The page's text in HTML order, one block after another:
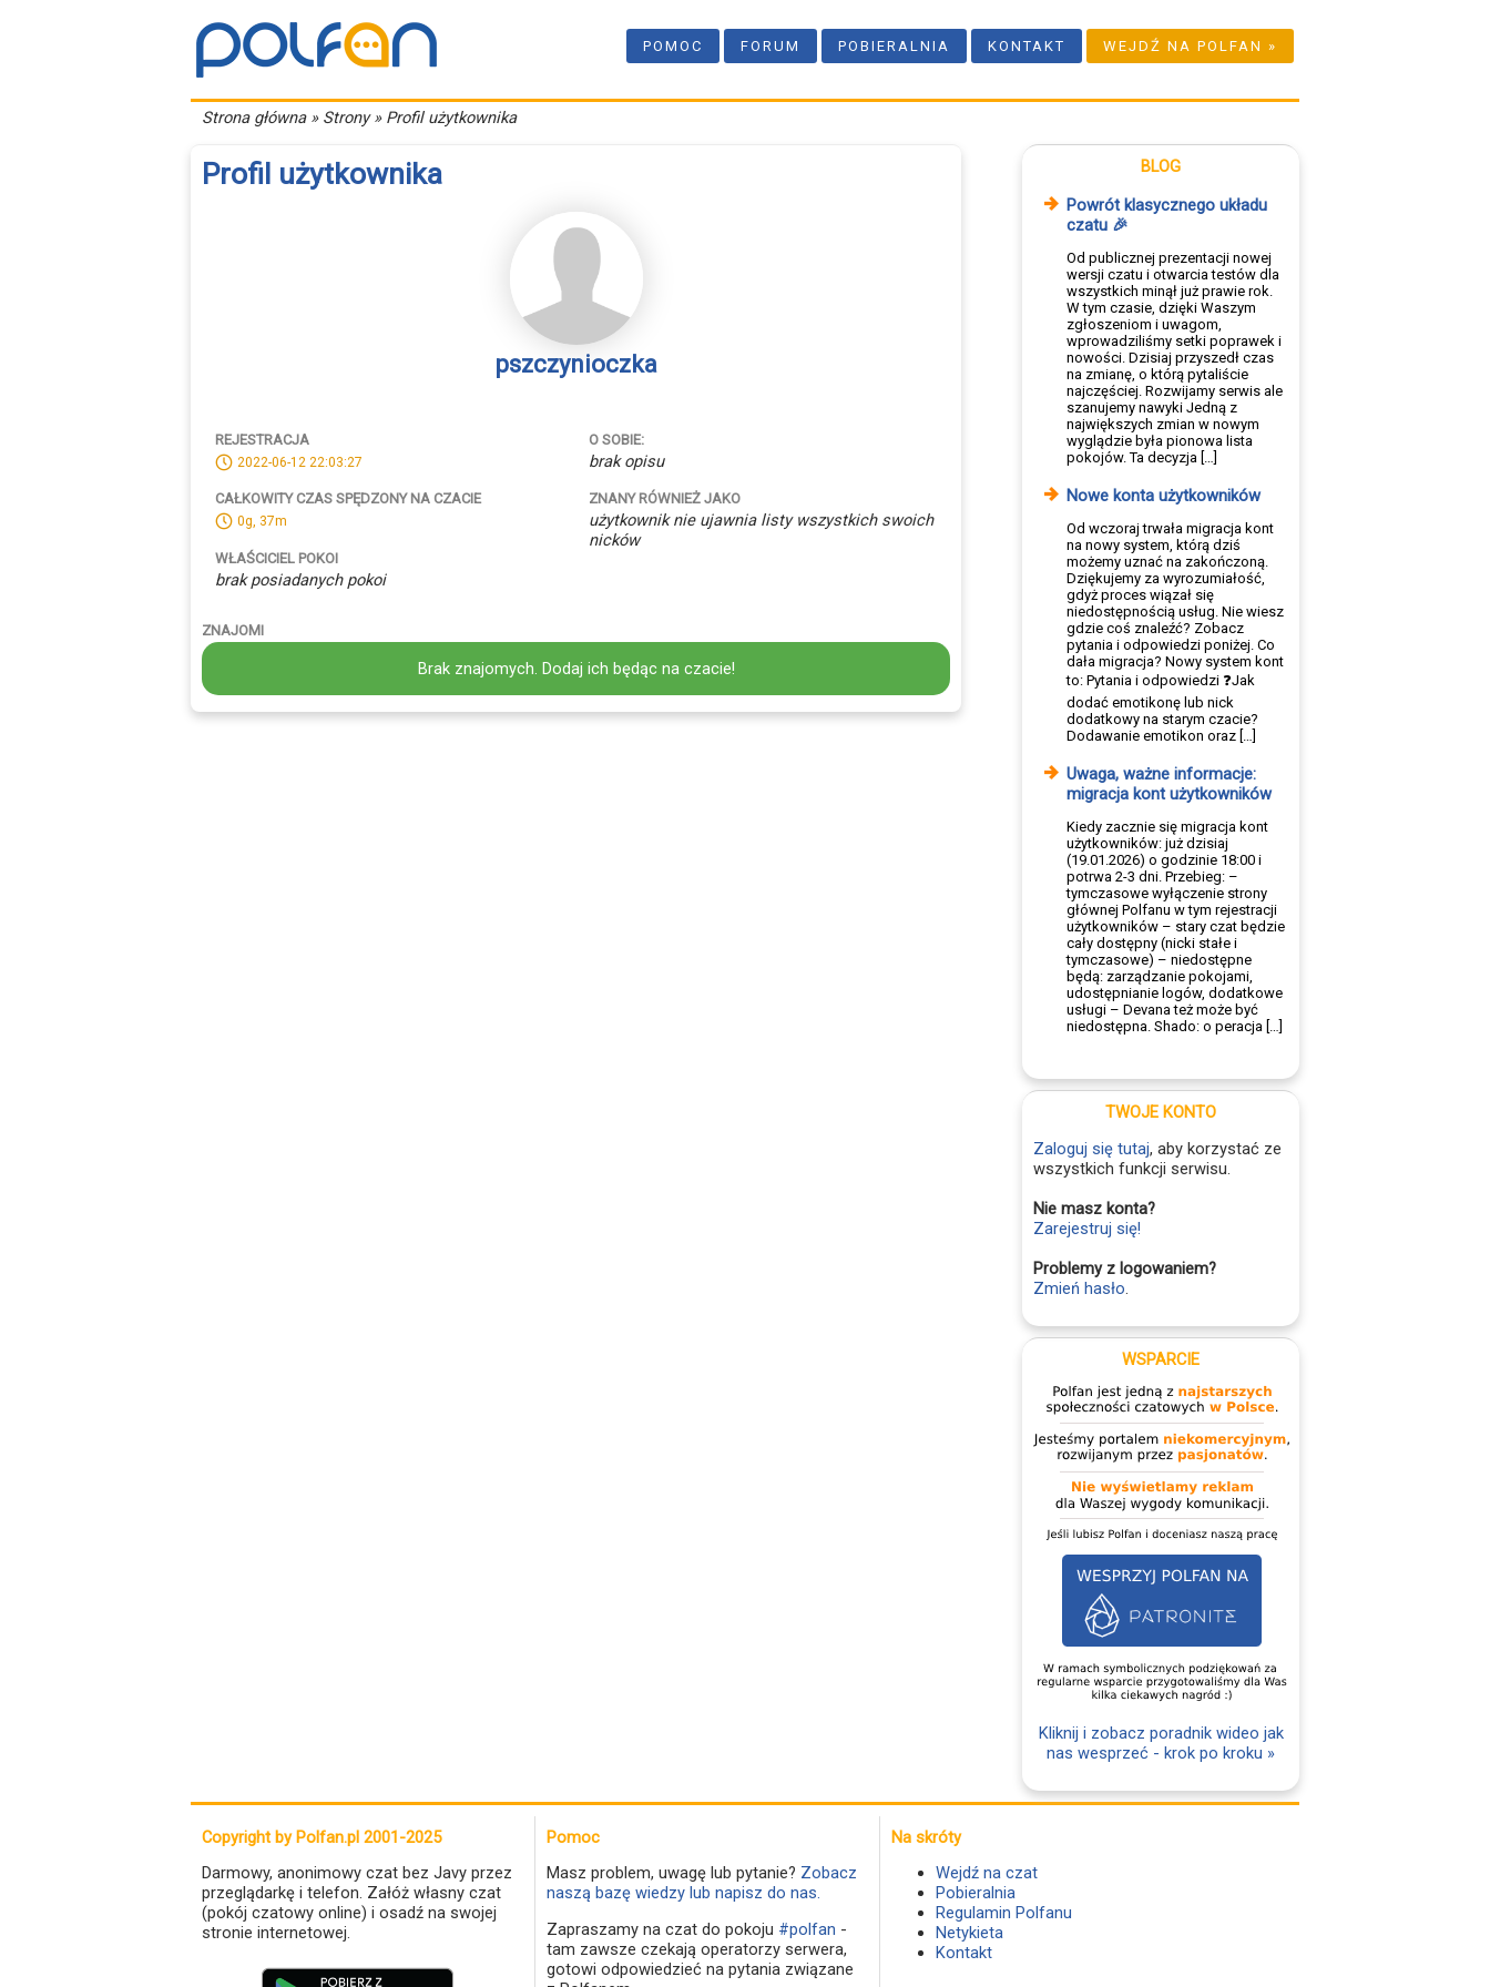
POMOC FORUM POBIERALNIA KONTAKT WEJDŹ NA POLFAN »
Strona główna» Strony » Profil użytkownika
Profil użytkownika
pszczynioczka
REJESTRACJA
2022-06-12 22:03:27
CAŁKOWITY CZAS SPĘDZONY NA CZACIE
0g, 37m
WŁAŚCICIEL POKOI
brak posiadanych pokoi
O SOBIE:
brak opisu
ZNANY RÓWNIEŻ JAKO
użytkownik nie ujawnia listy wszystkich swoich
nicków
ZNAJOMI
Brak znajomych. Dodaj ich będąc na czacie!
BLOG
Powrót klasycznego układu
czatu 🎉
Od publicznej prezentacji nowej
wersji czatu i otwarcia testów dla
wszystkich minął już prawie rok.
W tym czasie, dzięki Waszym
zgłoszeniom i uwagom,
wprowadziliśmy setki poprawek i
nowości. Dzisiaj przyszedł czas
na zmianę, o którą pytaliście
najczęściej. Rozwijamy serwis ale
szanujemy nawyki Jedną z
największych zmian w nowym
wyglądzie była pionowa lista
pokojów. Ta decyzja […]
Nowe konta użytkowników
Od wczoraj trwała migracja kont
na nowy system, którą dziś
możemy uznać na zakończoną.
Dziękujemy za wyrozumiałość,
gdyż proces wiązał się
niedostępnością usług. Nie wiesz
gdzie coś znaleźć? Zobacz
pytania i odpowiedzi poniżej. Co
dała migracja? Nowy system kont
to: Pytania i odpowiedzi ❓Jak
dodać emotikonę lub nick
dodatkowy na starym czacie?
Dodawanie emotikon oraz […]
Uwaga, ważne informacje:
migracja kont użytkowników
Kiedy zacznie się migracja kont
użytkowników: już dzisiaj
(19.01.2026) o godzinie 18:00 i
potrwa 2-3 dni. Przebieg: –
tymczasowe wyłączenie strony
głównej Polfanu w tym rejestracji
użytkowników – stary czat będzie
cały dostępny (nicki stałe i
tymczasowe) – niedostępne
będą: zarządzanie pokojami,
udostępnianie logów, dodatkowe
usługi – Devana też może być
niedostępna. Shado: o peracja […]
TWOJE KONTO
Zaloguj się tutaj, aby korzystać ze
wszystkich funkcji serwisu.
Nie masz konta?
Zarejestruj się!
Problemy z logowaniem?
Zmień hasło.
WSPARCIE
Kliknij i zobacz poradnik wideo jak
nas wesprzeć - krok po kroku »
Copyright by Polfan.pl 2001-2025
Darmowy, anonimowy czat bez Javy przez
przeglądarkę i telefon. Załóż własny czat
(pokój czatowy online) i osadź na swojej
stronie internetowej.
Pomoc
Masz problem, uwagę lub pytanie? Zobacz
naszą bazę wiedzy lub napisz do nas.
Zapraszamy na czat do pokoju #polfan -
tam zawsze czekają operatorzy serwera,
gotowi odpowiedzieć na pytania związane
Na skróty
Wejdź na czat
Pobieralnia
Regulamin Polfanu
Netykieta
Kontakt